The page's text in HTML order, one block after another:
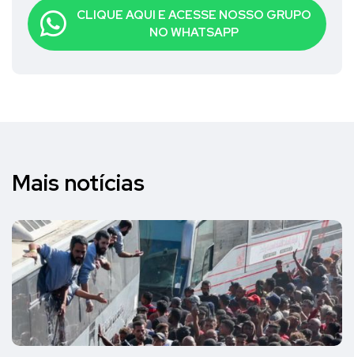
CLIQUE AQUI E ACESSE NOSSO GRUPO
NO WHATSAPP
Mais notícias